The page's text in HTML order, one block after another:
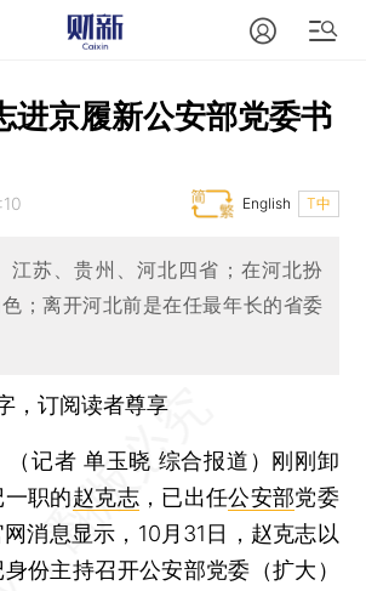
进京履新公安部党委书
T中
English
江苏、贵州、河北四省；在河北扮
；离开河北前是在任最年长的省委
，订阅读者尊享
（记者 单玉晓 综合报道） 刚刚卸
职的赵克志，已出任公安部党委
消息显示，10月31日，赵克志以
份主持召开公安部党委（扩大）